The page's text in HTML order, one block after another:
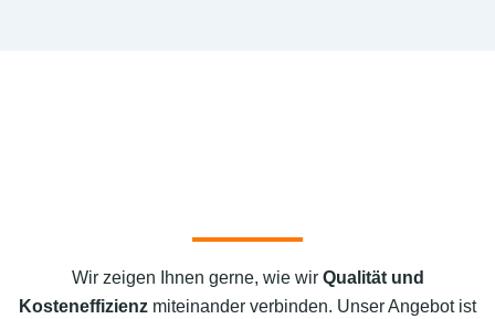
Wir zeigen Ihnen gerne, wie wir Qualität und
Kosteneffizienz miteinander verbinden. Unser Angebot ist